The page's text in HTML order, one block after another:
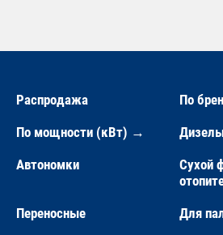
Распродажа
По
По мощности (кВт) →
Автономки
Сухой
Переносные
Для